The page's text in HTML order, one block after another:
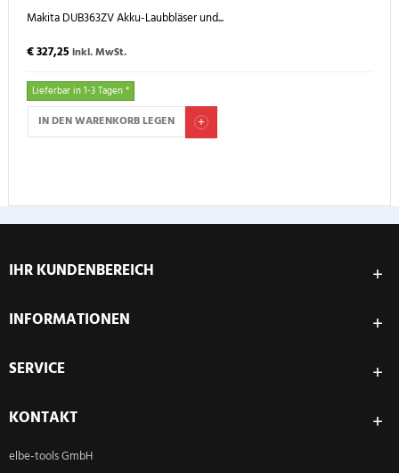
Makita DUB363ZV Akku-Laubbläser und...
€ 327,25 inkl. MwSt.
Lieferbar in 1-3 Tagen *
IN DEN WARENKORB LEGEN
IHR KUNDENBEREICH
INFORMATIONEN
SERVICE
KONTAKT
elbe-tools GmbH